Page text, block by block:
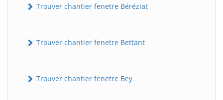
Trouver chantier fenetre Béréziat
Trouver chantier fenetre Bettant
Trouver chantier fenetre Bey